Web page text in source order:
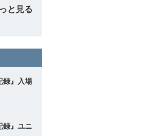
と見る
録』入場
録』ユニ